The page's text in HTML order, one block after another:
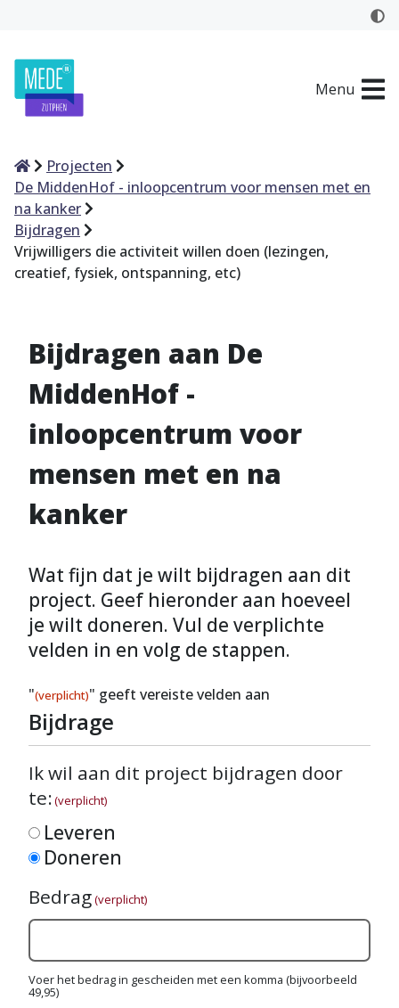
Menu
HomeProjecten
De MiddenHof - inloopcentrum voor mensen met en
na kanker
Bijdragen
Vrijwilligers die activiteit willen doen (lezingen,
creatief, fysiek, ontspanning, etc)
Bijdragen aan De
MiddenHof -
inloopcentrum voor
mensen met en na
kanker
Wat fijn dat je wilt bijdragen aan dit
project. Geef hieronder aan hoeveel
je wilt doneren. Vul de verplichte
velden in en volg de stappen.
"(verplicht)" geeft vereiste velden aan
Bijdrage
Ik wil aan dit project bijdragen door
te:(verplicht)
Leveren
Doneren
Bedrag(verplicht)
Voer het bedrag in gescheiden met een komma (bijvoorbeeld
49,95)